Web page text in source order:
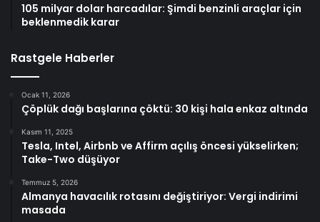
105 milyar dolar harcadılar: Şimdi benzinli araçlar için
beklenmedik karar
Rastgele Haberler
Ocak 11, 2026
Çöplük dağı başlarına çöktü: 30 kişi hala enkaz altında
Kasım 11, 2025
Tesla, Intel, Airbnb ve Affirm açılış öncesi yükselirken;
Take-Two düşüyor
Temmuz 5, 2026
Almanya havacılık rotasını değiştiriyor: Vergi indirimi
masada